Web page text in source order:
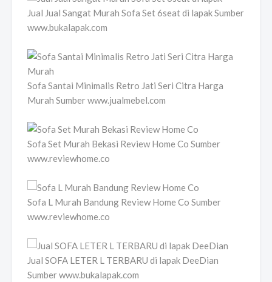
Jual Jual Sangat Murah Sofa Set 6seat di lapak Sumber
www.bukalapak.com
Sofa Santai Minimalis Retro Jati Seri Citra Harga
Murah Sumber www.jualmebel.com
Sofa Set Murah Bekasi Review Home Co Sumber
www.reviewhome.co
Sofa L Murah Bandung Review Home Co Sumber
www.reviewhome.co
Jual SOFA LETER L TERBARU di lapak DeeDian
Sumber www.bukalapak.com